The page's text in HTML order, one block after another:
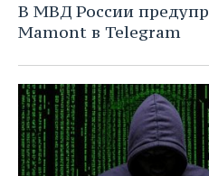
В МВД России
Mamont в Telegram